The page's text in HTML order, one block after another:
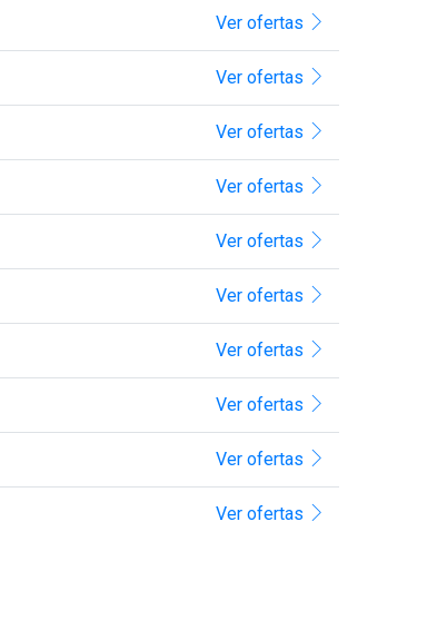
Ver ofertas
Ver ofertas
Ver ofertas
Ver ofertas
Ver ofertas
Ver ofertas
Ver ofertas
Ver ofertas
Ver ofertas
Ver ofertas